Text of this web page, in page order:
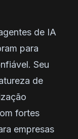
de IA
para
Seu
de
fortes
empresas